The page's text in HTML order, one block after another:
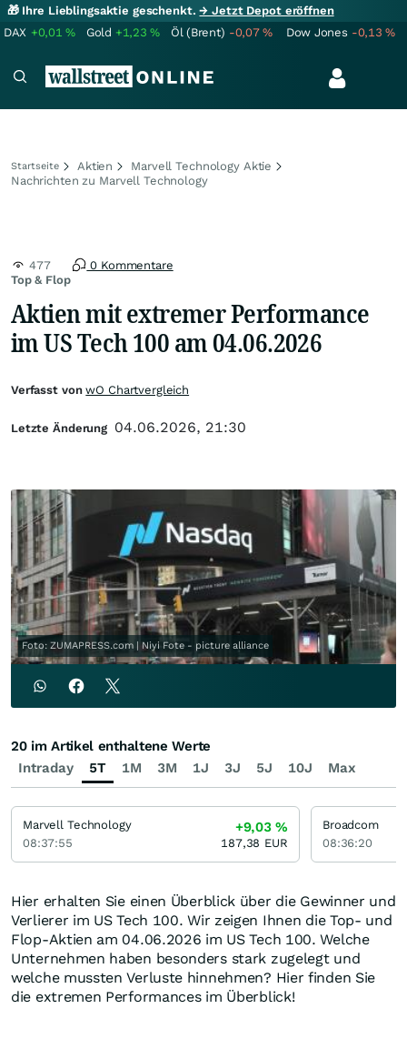
🎁 Ihre Lieblingsaktie geschenkt.→ Jetzt Depot eröffnen
DAX +0,01% Gold +1,23% Öl (Brent) -0,07% Dow Jones -0,13%
Startseite Aktien
Marvell Technology Aktie
Nachrichten zu Marvell Technology
Top & Flop
477 0 Kommentare
Aktien mit extremer Performance
im US Tech 100 am 04.06.2026
Foto: ZUMAPRESS.com | Niyi Fote - picture alliance
Hier erhalten Sie einen Überblick über die Gewinner und
Verlierer im US Tech 100. Wir zeigen Ihnen die Top- und
Flop-Aktien am 04.06.2026 im US Tech 100. Welche
Unternehmen haben besonders stark zugelegt und
welche mussten Verluste hinnehmen? Hier finden Sie
die extremen Performances im Überblick!
Verfasst vonwO Chartvergleich
Letzte Änderung 04.06.2026, 21:30
Intraday 5T 1M 3M 1J 3J 5J 10J Max
20 im Artikel enthaltene Werte
Marvell Technology
08:37:55
+9,03%
187,38 EUR
Broadcom
08:36:20